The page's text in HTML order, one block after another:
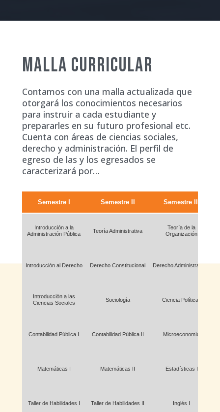
MALLA CURRICULAR
Contamos con una malla actualizada que
otorgará los conocimientos necesarios
para instruir a cada estudiante y
prepararles en su futuro profesional etc.
Cuenta con áreas de ciencias sociales,
derecho y administración. El perfil de
egreso de las y los egresados se
caracterizará por…
Semestre I
Introducción a la
Administración Pública
Introducción al Derecho
Introducción a las
Ciencias Sociales
Contabilidad Pública I
Matemáticas I
Taller de Habilidades I
Semestre II
Teoría Administrativa
Derecho Constitucional
Sociología
Contabilidad Pública II
Matemáticas II
Taller de Habilidades II
Semestre III
Teoría de la
Organización
Derecho Administrativo I
Ciencia Política I
Microeconomía
Estadísticas I
Inglés I